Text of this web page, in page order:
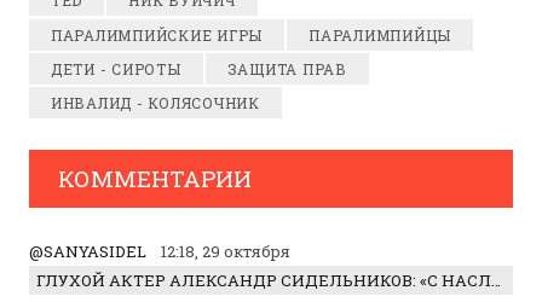
ПАРАЛИМПИЙСКИЕ ИГРЫ
ПАРАЛИМПИЙЦЫ
ДЕТИ - СИРОТЫ
ЗАЩИТА ПРАВ
ИНВАЛИД - КОЛЯСОЧНИК
КОММЕНТАРИИ
@SANYASIDEL
12:18, 29 октября
ГЛУХОЙ АКТЕР АЛЕКСАНДР СИДЕЛЬНИКОВ: «С НАСЛАЖДЕНИЕМ ИГРАЛ ОТРИЦАТЕЛЬНОГО ГЕРОЯ!»